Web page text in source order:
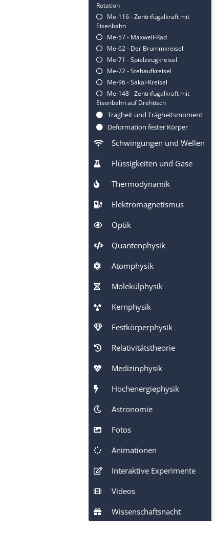
Rotation
Me-116 - Zentrifugalkraft mit
Eisenbahn
Me-57 - Maxwell-Rad
Me-62 - Der Brummkreisel
Me-71 - Spielzeugkreisel
Me-72 - Stehaufkreisel
Me-96 - Sakai-Kreisel
Me-148 - Zentrifugalkraft mit
Eisenbahn auf Drehtisch
Trägheit und Trägheitsmoment
Deformation fester Körper
Schwingungen und Wellen
Flüssigkeiten und Gase
Thermodynamik
Elektromagnetismus
Optik
Quantenphysik
Atomphysik
Molekülphysik
Kernphysik
Festkörperphysik
Relativitätstheorie
Medizinphysik
Hochenergiephysik
Astronomie
Fotos
Animationen
Interaktive Experimente
Videos
Wissenschaftsnacht